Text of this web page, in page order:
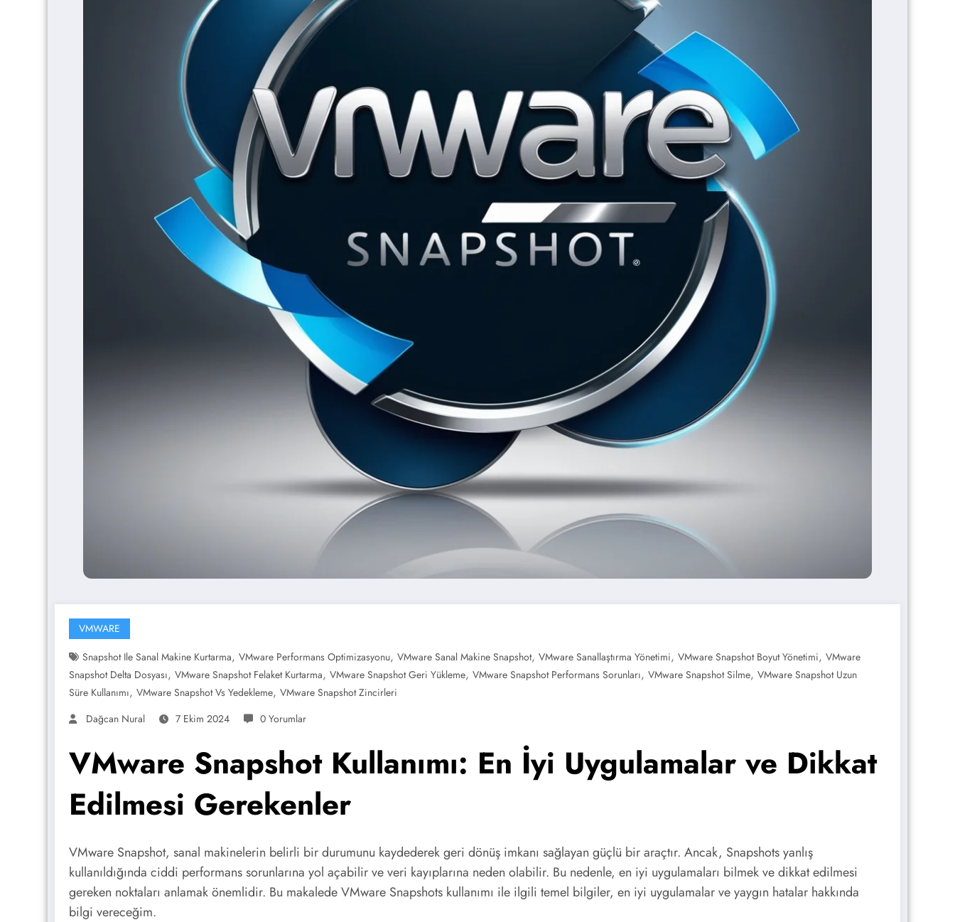
VMWARE
Snapshot Ile Sanal Makine Kurtarma, VMware Performans Optimizasyonu, VMware Sanal Makine Snapshot, VMware Sanallaştırma Yönetimi, VMware Snapshot Boyut Yönetimi, VMware
Snapshot Delta Dosyası, VMware Snapshot Felaket Kurtarma, VMware Snapshot Geri Yükleme, VMware Snapshot Performans Sorunları, VMware Snapshot Silme, VMware Snapshot Uzun
Süre Kullanımı, VMware Snapshot Vs Yedekleme, VMware Snapshot Zincirleri
Dağcan Nural
7 Ekim 2024 0 Yorumlar
VMware Snapshot Kullanımı: En İyi Uygulamalar ve Dikkat
Edilmesi Gerekenler
VMware Snapshot, sanal makinelerin belirli bir durumunu kaydederek geri dönüş imkanı sağlayan güçlü bir araçtır. Ancak, Snapshots yanlış
kullanıldığında ciddi performans sorunlarına yol açabilir ve veri kayıplarına neden olabilir. Bu nedenle, en iyi uygulamaları bilmek ve dikkat edilmesi
gereken noktaları anlamak önemlidir. Bu makalede VMware Snapshots kullanımı ile ilgili temel bilgiler, en iyi uygulamalar ve yaygın hatalar hakkında
bilgi vereceğim.